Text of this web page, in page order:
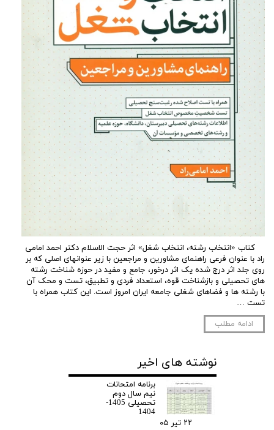
کتاب «انتخاب رشته، انتخاب شغل» اثر حجت الاسلام دکتر احمد امامی
راد با عنوان فرعی راهنمای مشاورین و مراجعین با زیر عنوانهای اصلی که بر
روی جلد اثر درج شده یک اثر درخور، جامع و مفید در حوزه شناخت رشته
های تحصیلی و بازشناخت قوه، استعداد فردی و تطبیق، تست و محک آن
با رشته ها و فضاهای شغلی جامعه ایران امروز است. این کتاب همراه با
تست …
ادامه مطلب
نوشته های اخیر
برنامه امتحانات
نیم سال دوم
تحصیلی 1405-
1404
۲۲ تیر ۰۵